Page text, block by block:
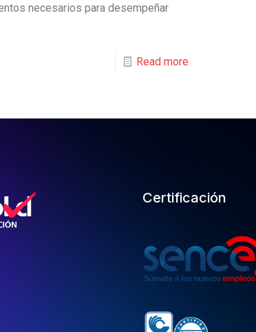
necesarios para desempeñar
Read more
Certificación